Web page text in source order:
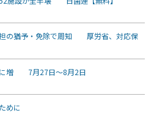
の猶予・免除で周知 厚労省、対応保
に増 7月27日～8月2日
めに